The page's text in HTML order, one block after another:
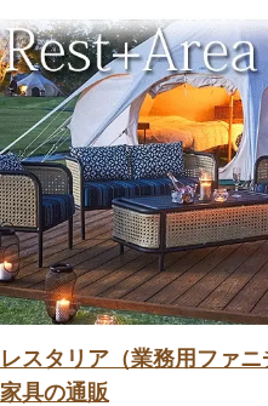
レスタリア（業務用ファ
家具の通販